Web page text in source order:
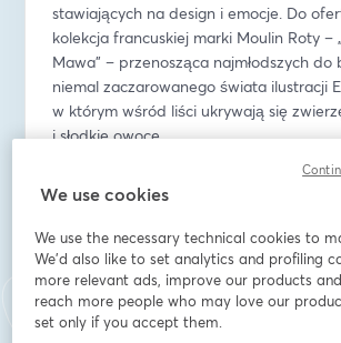
stawiających na design i emocje. Do
kolekcja francuskiej marki Moulin Roty –
Mawa” – przenosząca najmłodszych do
niemal zaczarowanego świata ilustracji
w którym wśród liści ukrywają się
i słodkie owoce.
Prezentacja kolekcji, która wkrótce
sklepowych półkach – zapraszają
magazyn Zabawki Papier. Książki.
📅 Data: 12 marca 2026
⏰ Godzina: 9:00
🆓 Udział bezpłatny
We use cookies
We use the necessary technical cookies to
We'd also like to set analytics and profiling
more relevant ads, improve our products
reach more people who may love our
set only if you accept them.